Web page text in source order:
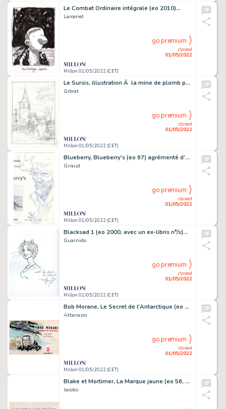
Le Combat Ordinaire intégrale (eo 2010)…
Larcenet
Millon 01/05/2022 (CET)
closed
01/05/2022
go premium
Le Sursis, illustration Ã la mine de plomb pour…
Gibrat
Millon 01/05/2022 (CET)
closed
01/05/2022
go premium
Blueberry, Blueberry's (eo 97) agrémenté d'une…
Giraud
Millon 01/05/2022 (CET)
closed
01/05/2022
go premium
Blacksad 1 (eo 2000, avec un ex-libris n°/s)…
Guarnido
Millon 01/05/2022 (CET)
closed
01/05/2022
go premium
Bob Morane, Le Secret de l'Antarctique (eo 62)…
Attanasio
Millon 01/05/2022 (CET)
closed
01/05/2022
go premium
Blake et Mortimer, La Marque jaune (eo 56, sans…
Jacobs